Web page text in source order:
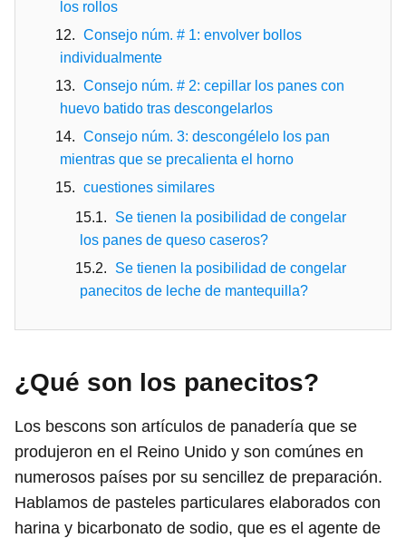
los rollos
Consejo núm. # 1: envolver bollos
individualmente
Consejo núm. # 2: cepillar los panes con
huevo batido tras descongelarlos
Consejo núm. 3: descongélelo los pan
mientras que se precalienta el horno
cuestiones similares
Se tienen la posibilidad de congelar
los panes de queso caseros?
Se tienen la posibilidad de congelar
panecitos de leche de mantequilla?
¿Qué son los panecitos?
Los bescons son artículos de panadería que se
produjeron en el Reino Unido y son comúnes en
numerosos países por su sencillez de preparación.
Hablamos de pasteles particulares elaborados con
harina y bicarbonato de sodio, que es el agente de